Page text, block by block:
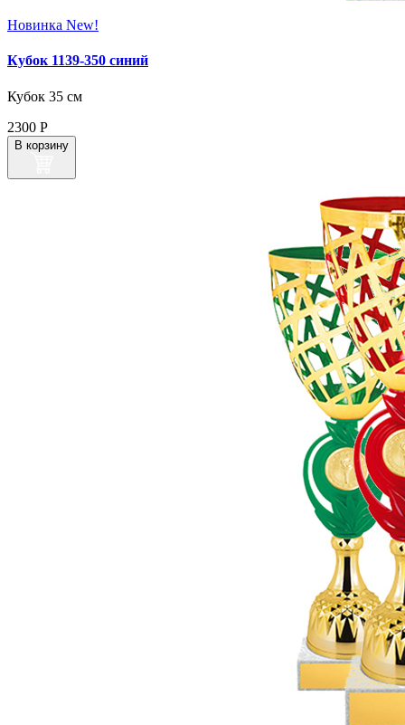
Новинка New!
Кубок 1139-350 синий
Кубок 35 см
2300 Р
В корзину